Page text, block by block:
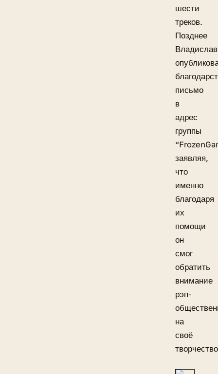
шести
треков.
Позднее
Владислав
письмо
в
адрес
группы
заявляя,
что
именно
благодаря
их
помощи
он
смог
обратить
внимание
рэп-
на
своё